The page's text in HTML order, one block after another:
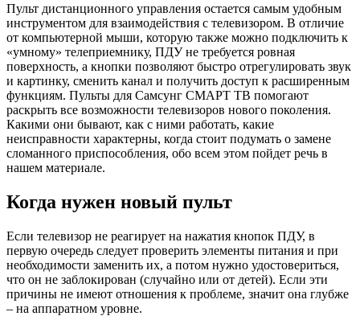
Пульт дистанционного управления остается самым удобным
инструментом для взаимодействия с телевизором. В отличие
от компьютерной мыши, которую также можно подключить к
«умному» телеприемнику, ПДУ не требуется ровная
поверхность, а кнопки позволяют быстро отрегулировать звук
и картинку, сменить канал и получить доступ к расширенным
функциям. Пульты для Самсунг СМАРТ ТВ помогают
раскрыть все возможности телевизоров нового поколения.
Какими они бывают, как с ними работать, какие
неисправности характерны, когда стоит подумать о замене
сломанного приспособления, обо всем этом пойдет речь в
нашем материале.
Когда нужен новый пульт
Если телевизор не реагирует на нажатия кнопок ПДУ, в
первую очередь следует проверить элементы питания и при
необходимости заменить их, а потом нужно удостовериться,
что он не заблокирован (случайно или от детей). Если эти
причины не имеют отношения к проблеме, значит она глубже
– на аппаратном уровне.